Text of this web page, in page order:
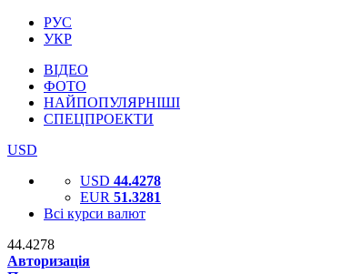
РУС
УКР
ВІДЕО
ФОТО
НАЙПОПУЛЯРНІШІ
СПЕЦПРОЕКТИ
USD
USD 44.4278
EUR 51.3281
Всі курси валют
44.4278
Авторизація